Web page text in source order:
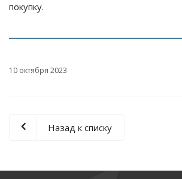
покупку.
10 октября 2023
Назад к списку